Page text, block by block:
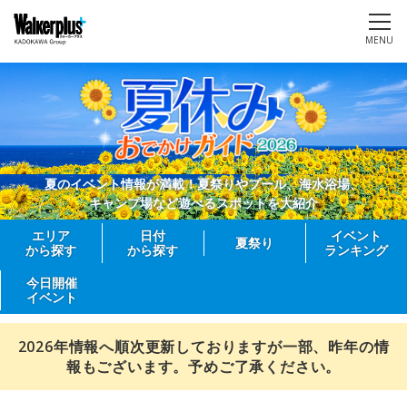
MENU
夏のイベント情報が満載！夏祭りやプール、海水浴場、
キャンプ場など遊べるスポットを大紹介
エリア
から探す
日付
から探す
夏祭り
イベント
ランキング
今日開催
イベント
2026年情報へ順次更新しておりますが一部、昨年の情
報もございます。予めご了承ください。